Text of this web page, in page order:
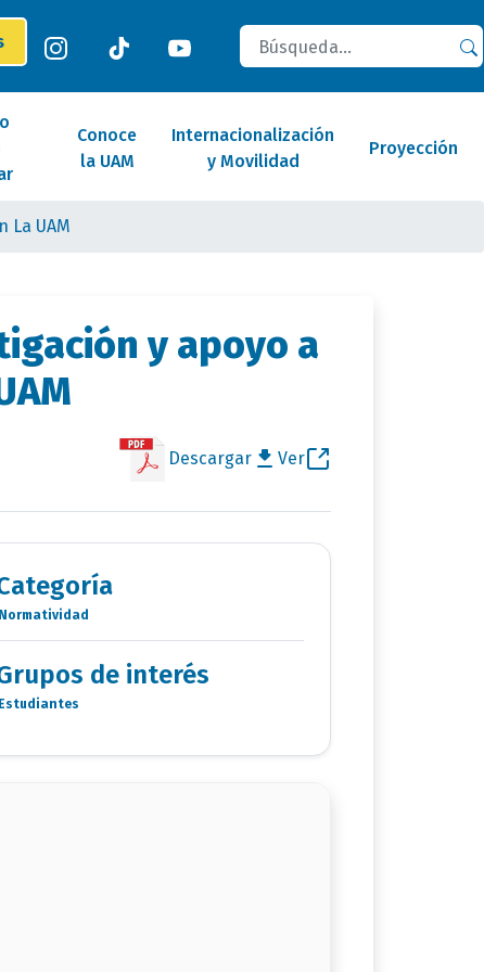
Buscar
Conoce
la UAM
Internacionalización
y Movilidad
Proyección
La UAM
y apoyo a
Descargar Ver
Categoria
Normatividad
de interés
Grupo
Estudiantes